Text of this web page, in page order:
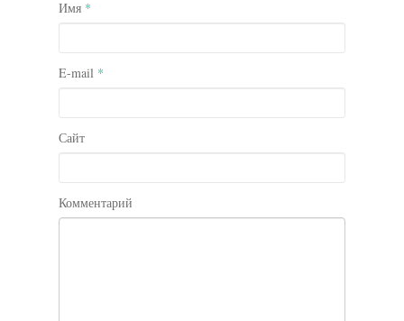
Имя *
E-mail *
Сайт
Комментарий